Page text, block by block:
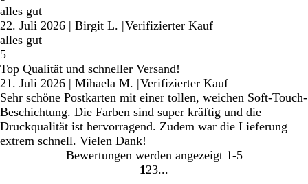
alles gut
22. Juli 2026 | Birgit L. |Verifizierter Kauf
alles gut
5
Top Qualität und schneller Versand!
21. Juli 2026 | Mihaela M. |Verifizierter Kauf
Sehr schöne Postkarten mit einer tollen, weichen Soft-Touch-
Beschichtung. Die Farben sind super kräftig und die
Druckqualität ist hervorragend. Zudem war die Lieferung
extrem schnell. Vielen Dank!
Bewertungen werden angezeigt 1-5
Gehe
1 Gehe
2 Gehe
3